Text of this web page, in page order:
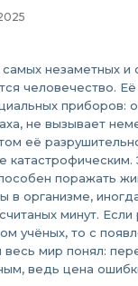
незаметных и
человечество.
приборов:
не вызывает
её
катастрофическим.
поражать
в организме,
минут. Если
учёных, то с
весь мир понял:
ведь цена